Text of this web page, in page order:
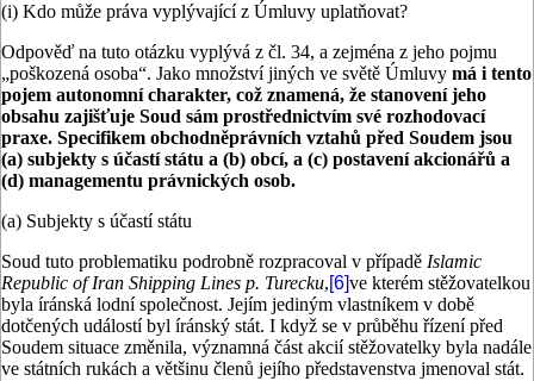
(i) Kdo může práva vyplývající z Úmluvy uplatňovat?
Odpověď na tuto otázku vyplývá z čl. 34, a zejména z jeho pojmu
„poškozená osoba“. Jako množství jiných ve světě Úmluvy má i tento
pojem autonomní charakter, což znamená, že stanovení jeho
obsahu zajišťuje Soud sám prostřednictvím své rozhodovací
praxe. Specifikem obchodněprávních vztahů před Soudem jsou
(a) subjekty s účastí státu a (b) obcí, a (c) postavení akcionářů a
(d) managementu právnických osob.
(a) Subjekty s účastí státu
Soud tuto problematiku podrobně rozpracoval v případě Islamic
Republic of Iran Shipping Lines p. Turecku,[6]ve kterém stěžovatelkou
byla íránská lodní společnost. Jejím jediným vlastníkem v době
dotčených událostí byl íránský stát. I když se v průběhu řízení před
Soudem situace změnila, významná část akcií stěžovatelky byla nadále
ve státních rukách a většinu členů jejího představenstva jmenoval stát.